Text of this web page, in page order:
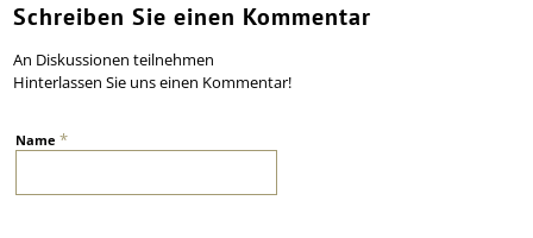
Schreiben Sie einen Kommentar
An Diskussionen teilnehmen
Hinterlassen Sie uns einen Kommentar!
Name*